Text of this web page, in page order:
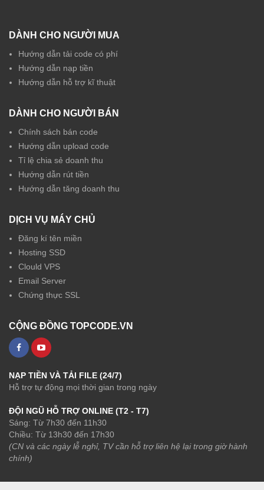
DÀNH CHO NGƯỜI MUA
Hướng dẫn tải code có phí
Hướng dẫn nạp tiền
Hướng dẫn hỗ trợ kĩ thuật
DÀNH CHO NGƯỜI BÁN
Chính sách bán code
Hướng dẫn upload code
Tỉ lệ chia sẻ doanh thu
Hướng dẫn rút tiền
Hướng dẫn tăng doanh thu
DỊCH VỤ MÁY CHỦ
Đăng kí tên miền
Hosting SSD
Clould VPS
Email Server
Chứng thực SSL
CỘNG ĐỒNG TOPCODE.VN
NẠP TIỀN VÀ TẢI FILE (24/7)
Hỗ trợ tự động mọi thời gian trong ngày
ĐỘI NGŨ HỖ TRỢ ONLINE (T2 - T7)
Sáng: Từ 7h30 đến 11h30
Chiều: Từ 13h30 đến 17h30
(CN và các ngày lễ nghỉ, TV cần hỗ trợ liên hệ lại trong giờ hành
chính)